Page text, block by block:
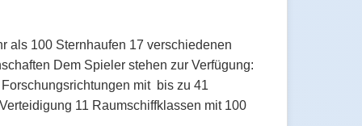
als 100 Sternhaufen 17 verschiedenen
Dem Spieler stehen zur Verfügung:
mit bis zu 41
11 Raumschiffklassen mit 100